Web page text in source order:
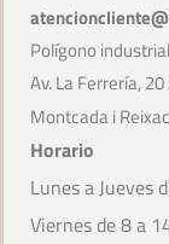
Polígono
Av. La Ferrería,
Montcada i
Horario
Lunes a Jueves
Viernes de 8 a